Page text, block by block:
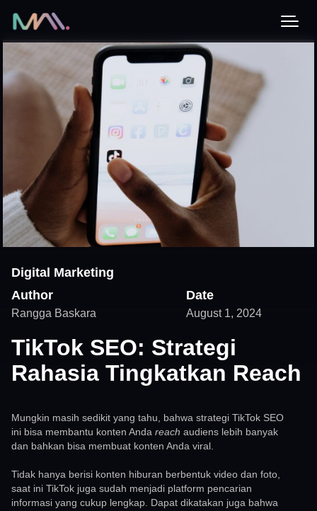
Digital Marketing
Author
Rangga Baskara
Date
August 1, 2024
TikTok SEO: Strategi
Rahasia Tingkatkan Reach
Mungkin masih sedikit yang tahu, bahwa strategi TikTok SEO
ini bisa membantu konten Anda reach audiens lebih banyak
dan bahkan bisa membuat konten Anda viral.
Tidak hanya berisi konten hiburan berbentuk video dan foto,
saat ini TikTok juga sudah menjadi platform pencarian
informasi yang cukup lengkap. Dapat dikatakan juga bahwa